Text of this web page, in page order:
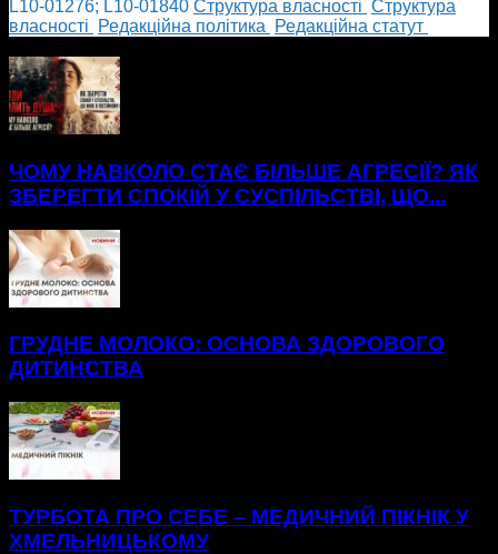
L10-01276; L10-01840 Cтруктура власності Cтруктура
власності
Редакційна політика
Редакційна статут
ЧОМУ НАВКОЛО СТАЄ БІЛЬШЕ АГРЕСІЇ? ЯК
ЗБЕРЕГТИ СПОКІЙ У СУСПІЛЬСТВІ, ЩО...
ГРУДНЕ МОЛОКО: ОСНОВА ЗДОРОВОГО
ДИТИНСТВА
ТУРБОТА ПРО СЕБЕ – МЕДИЧНИЙ ПІКНІК У
ХМЕЛЬНИЦЬКОМУ